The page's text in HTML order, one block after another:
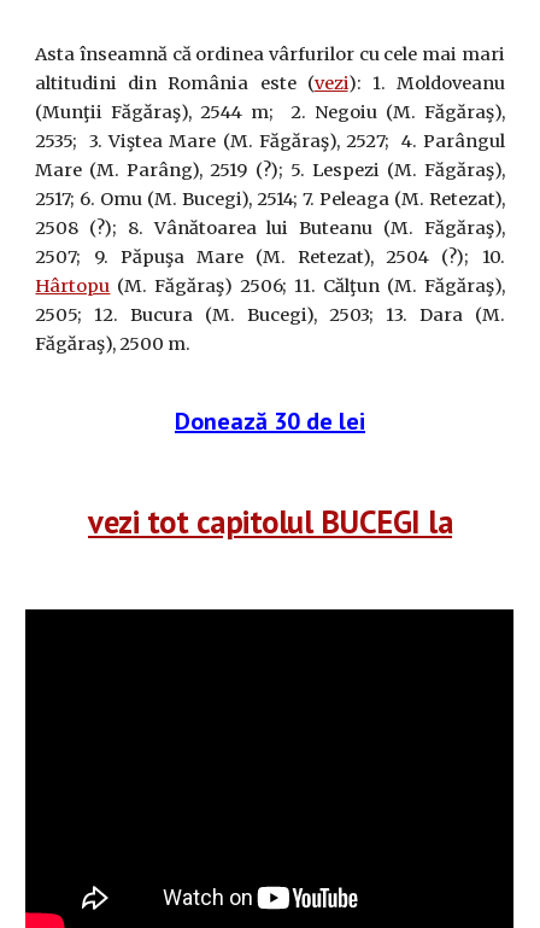
Asta înseamnă că ordinea vârfurilor cu cele mai mari
altitudini din România este (vezi): 1. Moldoveanu
(Munţii Făgăraş), 2544 m; 2. Negoiu (M. Făgăraş),
2535; 3. Viştea Mare (M. Făgăraş), 2527; 4. Parângul
Mare (M. Parâng), 2519 (?); 5. Lespezi (M. Făgăraş),
2517; 6. Omu (M. Bucegi), 2514; 7. Peleaga (M. Retezat),
2508 (?); 8. Vânătoarea lui Buteanu (M. Făgăraş),
2507; 9. Păpuşa Mare (M. Retezat), 2504 (?); 10.
Hârtopu (M. Făgăraş) 2506; 11. Călţun (M. Făgăraş),
2505; 12. Bucura (M. Bucegi), 2503; 13. Dara (M.
Făgăraş), 2500 m.
Donează 30 de lei
vezi tot capitolul BUCEGI la